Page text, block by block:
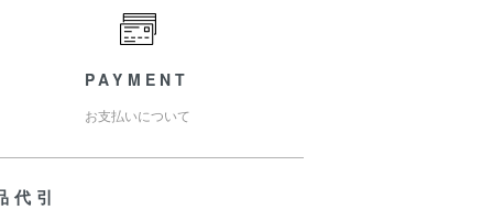
PAYMENT
お支払いについて
代引